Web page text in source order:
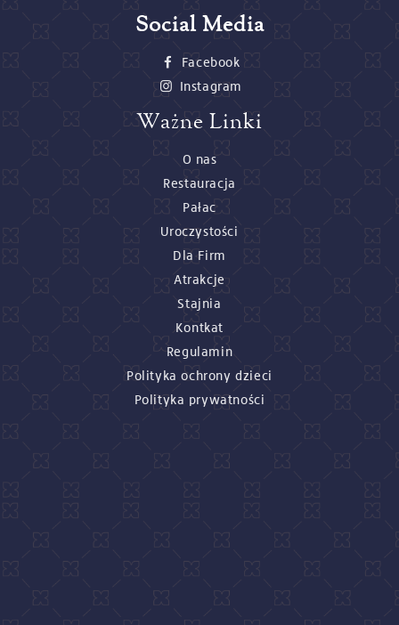
Social Media
Facebook
Instagram
Ważne Linki
O nas
Restauracja
Pałac
Uroczystości
Dla Firm
Atrakcje
Stajnia
Kontkat
Regulamin
Polityka ochrony dzieci
Polityka prywatności